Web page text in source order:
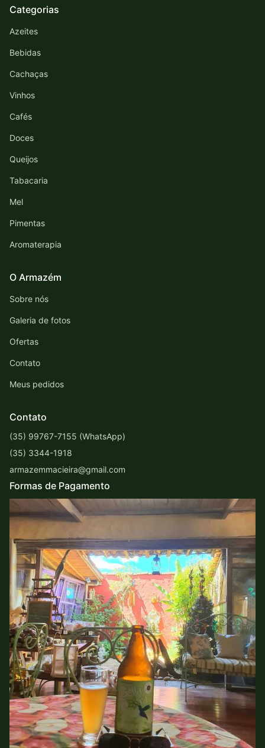
Categorias
Azeites
Bebidas
Cachaças
Vinhos
Cafés
Doces
Queijos
Tabacaria
Mel
Pimentas
Aromaterapia
O Armazém
Sobre nós
Galeria de fotos
Ofertas
Contato
Meus pedidos
Contato
(35) 99767-7155 (WhatsApp)
(35) 3344-1918
armazemmacieira@gmail.com
Formas de Pagamento